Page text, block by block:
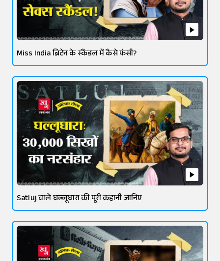
Miss India ब्रिटेन के स्कैंडल में कैसे फंसी?
Satluj वाले घल्लूघारा की पूरी कहानी जानिए